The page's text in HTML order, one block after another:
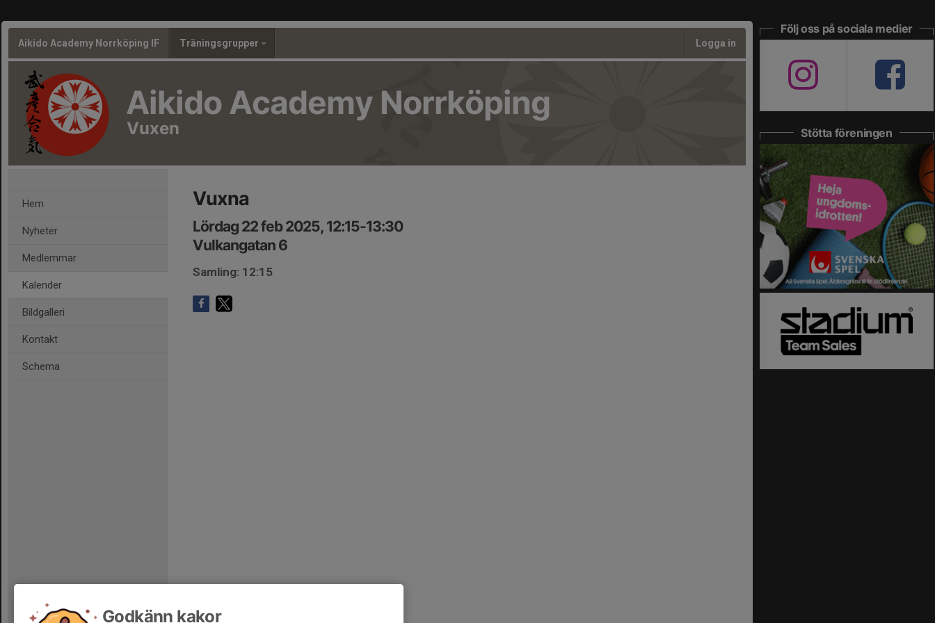
Aikido Academy Norrköping IF Träningsgrupper Logga in
Aikido Academy Norrköping
Vuxen
Hem
Nyheter
Medlemmar
Kalender
Bildgalleri
Kontakt
Schema
Vuxna
Lördag 22 feb 2025, 12:15-13:30
Vulkangatan 6
Samling: 12:15
Följ oss på sociala medier
Stötta föreningen
Godkänn kakor